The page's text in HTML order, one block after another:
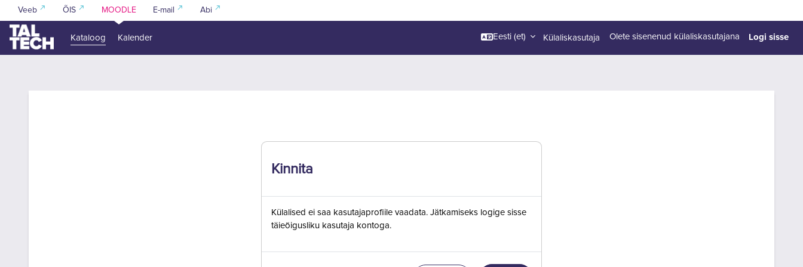
Jäta vahele peasisuni
Veeb ÕIS MOODLE E-mail Abi
Kataloog Kalender Eesti ‎(et)‎ Külaliskasutaja Olete sisenenud külaliskasutajana Logi sisse
Kinnita
Külalised ei saa kasutajaprofiile vaadata. Jätkamiseks logige sisse
täieõigusliku kasutaja kontoga.